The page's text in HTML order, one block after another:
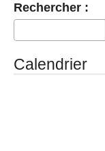
Rechercher :
Calendrier